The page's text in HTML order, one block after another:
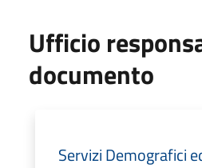
Ufficio
documento
Servizi Demografici